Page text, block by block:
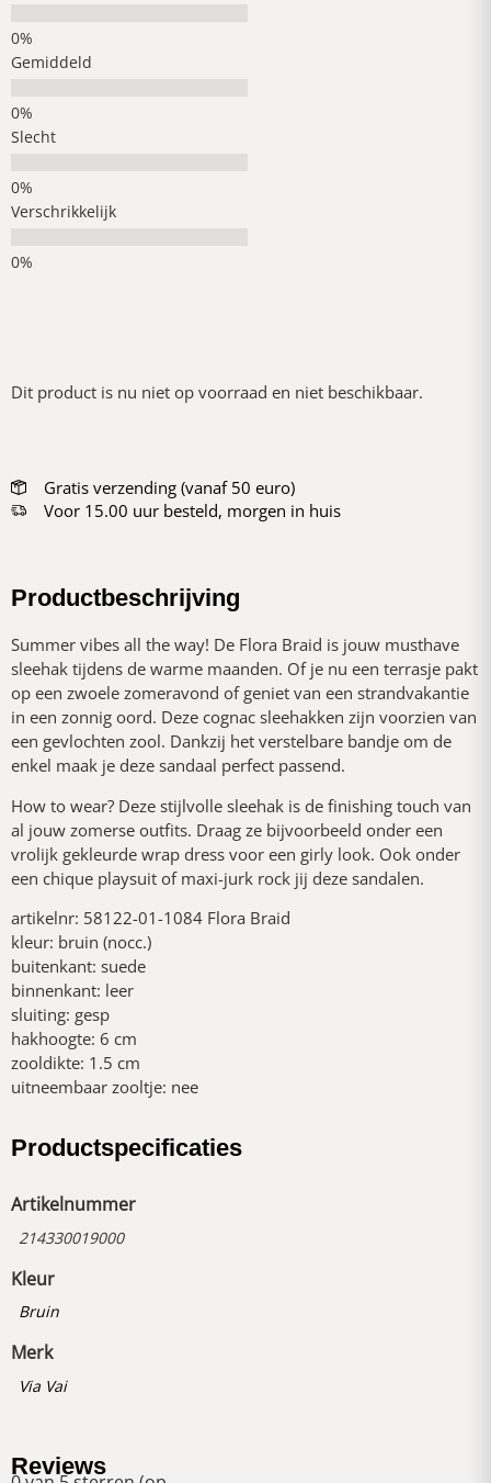
Gemiddeld
Slecht
Verschrikkelijk
Dit product is nu niet op voorraad en niet beschikbaar.
Gratis verzending (vanaf 50 euro)
Voor 15.00 uur besteld, morgen in huis
Productbeschrijving
Summer vibes all the way! De Flora Braid is jouw musthave
sleehak tijdens de warme maanden. Of je nu een terrasje pakt
op een zwoele zomeravond of geniet van een strandvakantie
in een zonnig oord. Deze cognac sleehakken zijn voorzien van
een gevlochten zool. Dankzij het verstelbare bandje om de
enkel maak je deze sandaal perfect passend.
How to wear? Deze stijlvolle sleehak is de finishing touch van
al jouw zomerse outfits. Draag ze bijvoorbeeld onder een
vrolijk gekleurde wrap dress voor een girly look. Ook onder
een chique playsuit of maxi-jurk rock jij deze sandalen.
artikelnr: 58122-01-1084 Flora Braid
kleur: bruin (nocc.)
buitenkant: suede
binnenkant: leer
sluiting: gesp
hakhoogte: 6 cm
zooldikte: 1.5 cm
uitneembaar zooltje: nee
Productspecificaties
Artikelnummer
214330019000
Kleur
Bruin
Merk
Via Vai
Reviews